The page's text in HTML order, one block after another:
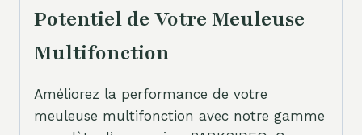
Potentiel de Votre Meuleuse
Multifonction
Améliorez la performance de votre
meuleuse multifonction avec notre gamme